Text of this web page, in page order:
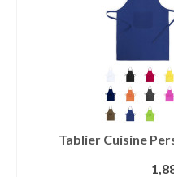
Sweat-shirt
Tee-shirt
Vêtement
Tablier Cuisine